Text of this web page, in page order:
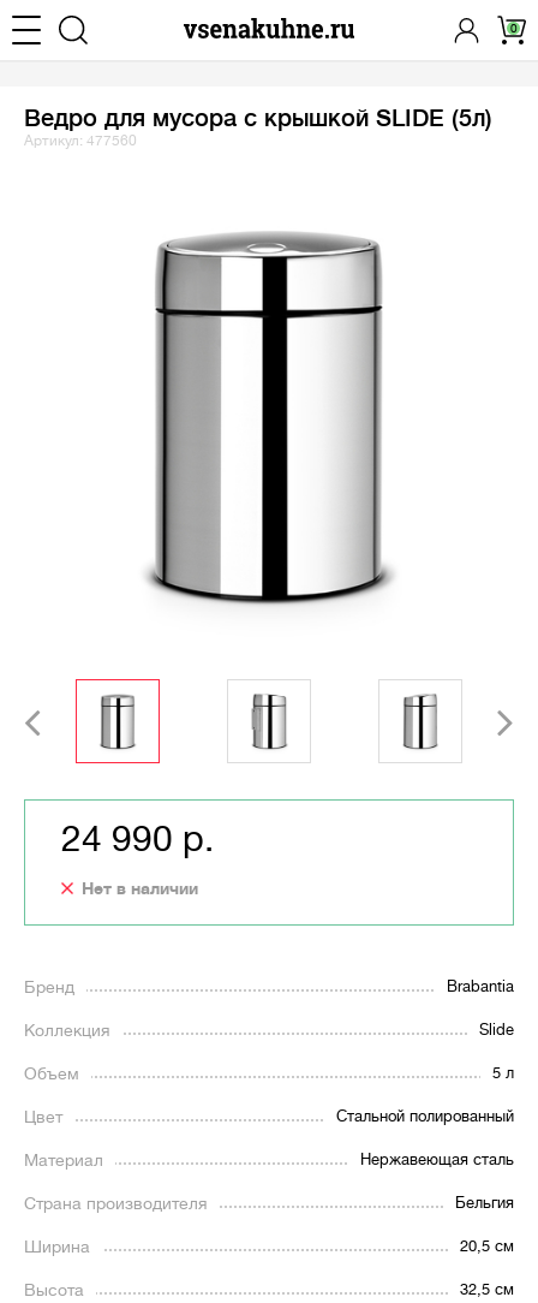
0
Ведро для мусора с крышкой SLIDE (5л)
Артикул: 477560
Бренд Brabantia
Коллекция Slide
Объем 5 л
Цвет Стальной полированный
Материал Нержавеющая сталь
Страна производителя Бельгия
Ширина 20,5 см
Высота 32,5 см
24 990 р.
Нет в наличии